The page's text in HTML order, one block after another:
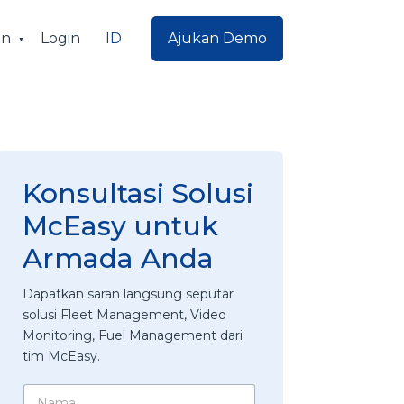
Login ID Ajukan Demo
Konsultasi Solusi
McEasy untuk
Armada Anda
Dapatkan saran langsung seputar
solusi Fleet Management, Video
Monitoring, Fuel Management dari
tim McEasy.
N